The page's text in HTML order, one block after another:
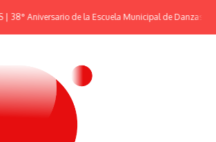
| 38° Aniversario de la Escuela Municipal de Danzas “El